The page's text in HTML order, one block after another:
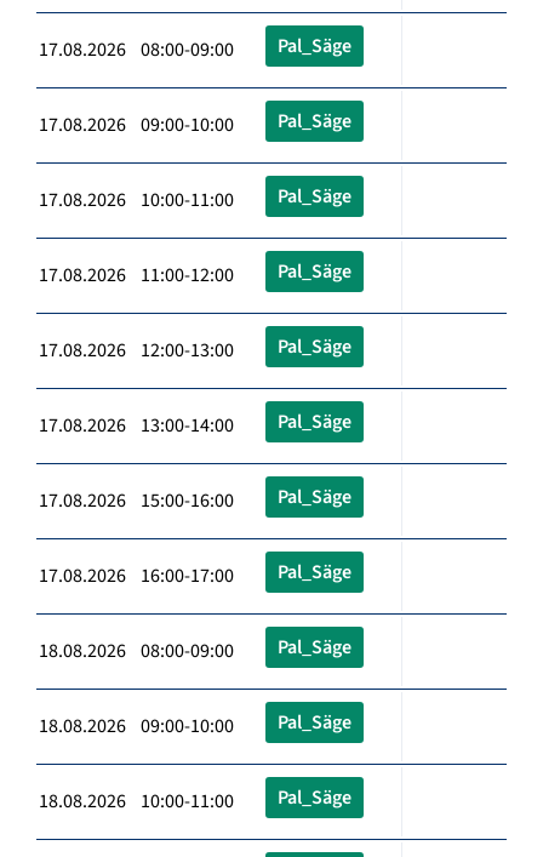
17.08.2026 08:00-09:00 Pal_Säge
17.08.2026 09:00-10:00 Pal_Säge
17.08.2026 10:00-11:00 Pal_Säge
17.08.2026 11:00-12:00 Pal_Säge
17.08.2026 12:00-13:00 Pal_Säge
17.08.2026 13:00-14:00 Pal_Säge
17.08.2026 15:00-16:00 Pal_Säge
17.08.2026 16:00-17:00 Pal_Säge
18.08.2026 08:00-09:00 Pal_Säge
18.08.2026 09:00-10:00 Pal_Säge
18.08.2026 10:00-11:00 Pal_Säge